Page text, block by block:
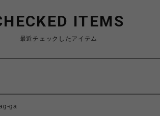
ITEMS
最近チェックしたアイテム
ga